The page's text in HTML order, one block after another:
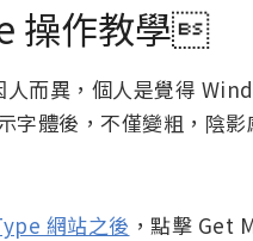
操作教學
人而異，個人是覺得
字體後，不僅變粗，陰
網站之後 ，點擊 Get